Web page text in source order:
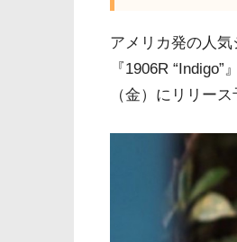
アメリカ発の人気
『1906R
（金）にリリース